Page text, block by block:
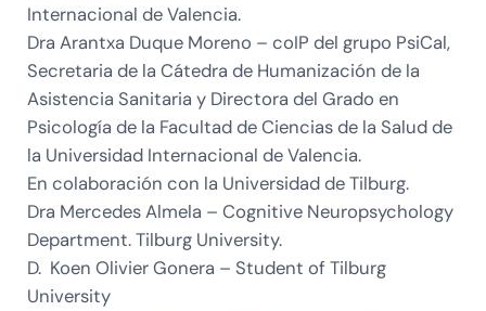
Internacional de Valencia.
Dra Arantxa Duque Moreno – coIP del grupo PsiCal,
Secretaria de la Cátedra de Humanización de la
Asistencia Sanitaria y Directora del Grado en
Psicología de la Facultad de Ciencias de la Salud de
la Universidad Internacional de Valencia.
En colaboración con la Universidad de Tilburg.
Dra Mercedes Almela – Cognitive Neuropsychology
Department. Tilburg University.
D. Koen Olivier Gonera – Student of Tilburg
University